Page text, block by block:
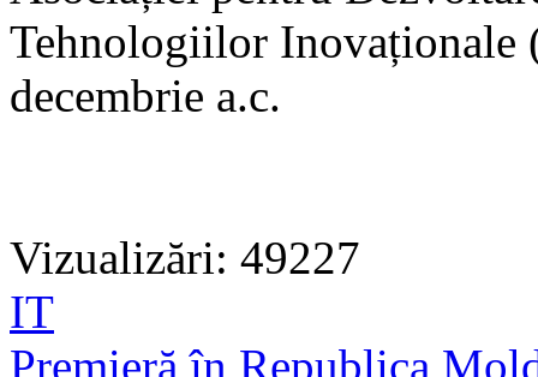
Tehnologiilor
decembrie a.c.
Vizualizări: 49227
IT
Premieră în Republica